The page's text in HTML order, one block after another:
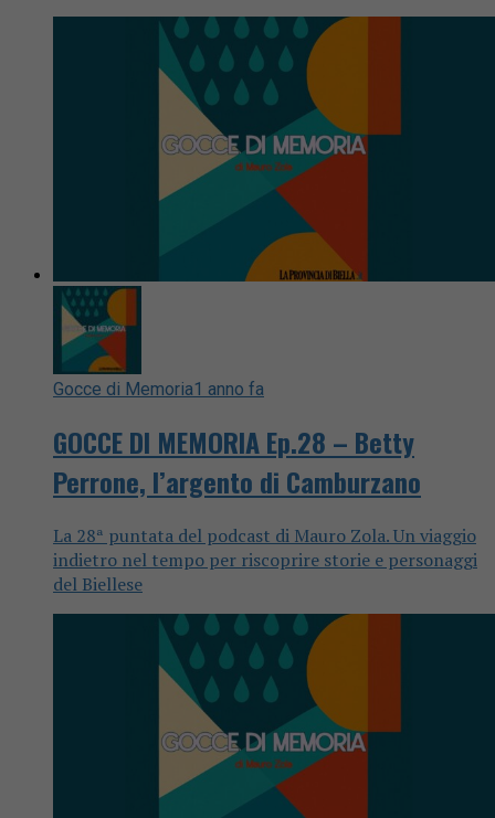
Gocce di Memoria1 anno fa
GOCCE DI MEMORIA Ep.28 – Betty
Perrone, l’argento di Camburzano
La 28ª puntata del podcast di Mauro Zola. Un viaggio
indietro nel tempo per riscoprire storie e personaggi
del Biellese